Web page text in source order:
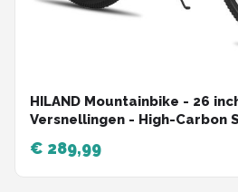
HILAND Mountainbike - 26
Versnellingen - High-Carbon
€ 289,99